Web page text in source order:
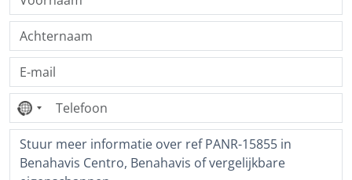
Geen
land
geselecteerd